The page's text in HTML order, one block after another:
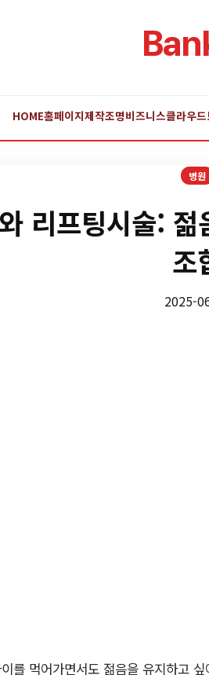
HOME홈페이지제작조명비즈니스클라우드
병원
리프팅시술:
조
2025-
를 먹어가면서도 젊음을 유지하고